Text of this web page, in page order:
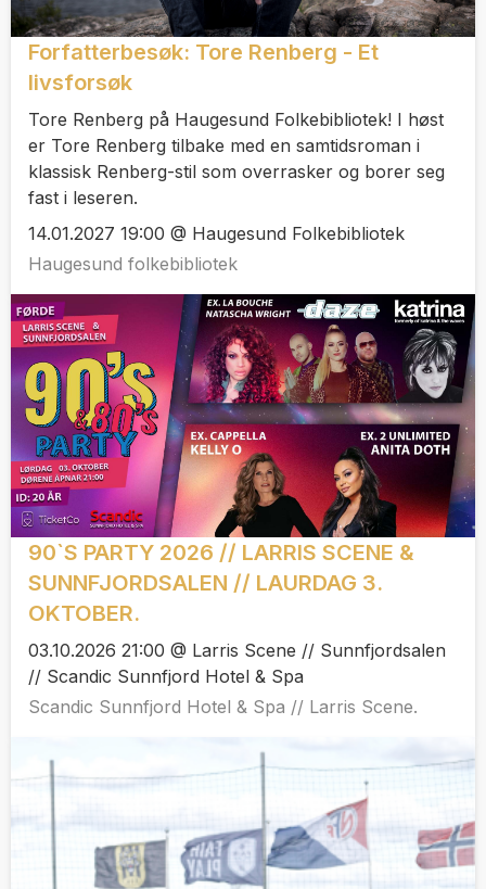
Forfatterbesøk: Tore Renberg - Et
livsforsøk
Tore Renberg på Haugesund Folkebibliotek! I høst
er Tore Renberg tilbake med en samtidsroman i
klassisk Renberg-stil som overrasker og borer seg
fast i leseren.
14.01.2027 19:00 @ Haugesund Folkebibliotek
Haugesund folkebibliotek
90`S PARTY 2026 // LARRIS SCENE &
SUNNFJORDSALEN // LAURDAG 3.
OKTOBER.
03.10.2026 21:00 @ Larris Scene // Sunnfjordsalen
// Scandic Sunnfjord Hotel & Spa
Scandic Sunnfjord Hotel & Spa // Larris Scene.